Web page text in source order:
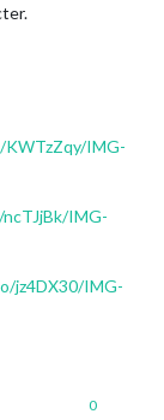
IMG-
IMG-
jz4DX30/IMG-
0